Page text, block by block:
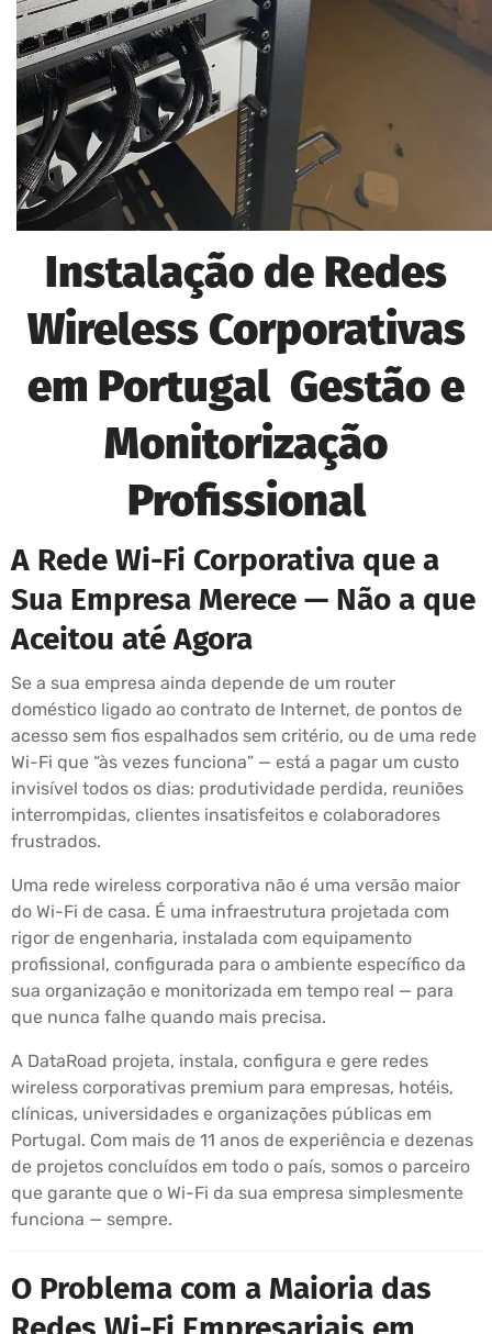
Instalação de Redes
Wireless Corporativas
em Portugal Gestão e
Monitorização
Profissional
A Rede Wi-Fi Corporativa que a
Sua Empresa Merece — Não a que
Aceitou até Agora
Se a sua empresa ainda depende de um router
doméstico ligado ao contrato de Internet, de pontos de
acesso sem fios espalhados sem critério, ou de uma rede
Wi-Fi que “às vezes funciona” — está a pagar um custo
invisível todos os dias: produtividade perdida, reuniões
interrompidas, clientes insatisfeitos e colaboradores
frustrados.
Uma rede wireless corporativa não é uma versão maior
do Wi-Fi de casa. É uma infraestrutura projetada com
rigor de engenharia, instalada com equipamento
profissional, configurada para o ambiente específico da
sua organização e monitorizada em tempo real — para
que nunca falhe quando mais precisa.
A DataRoad projeta, instala, configura e gere redes
wireless corporativas premium para empresas, hotéis,
clínicas, universidades e organizações públicas em
Portugal. Com mais de 11 anos de experiência e dezenas
de projetos concluídos em todo o país, somos o parceiro
que garante que o Wi-Fi da sua empresa simplesmente
funciona — sempre.
O Problema com a Maioria das